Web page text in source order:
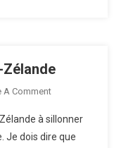
A CommentOn
Sur La
Nouvelle-
à sillonner
Je dois dire que